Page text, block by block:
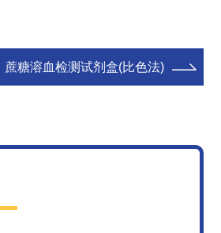
蔗糖溶血检测试剂盒(比色法)